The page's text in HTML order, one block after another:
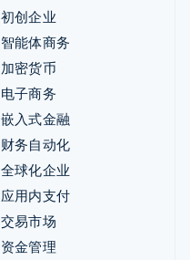
初创企业
智能体商务
加密货币
电子商务
嵌入式金融
财务自动化
全球化企业
应用内支付
交易市场
资金管理